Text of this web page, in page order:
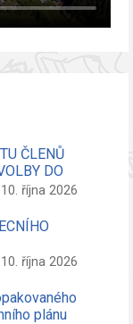
ČLENŮ
DO
října 2026
října 2026
plánu